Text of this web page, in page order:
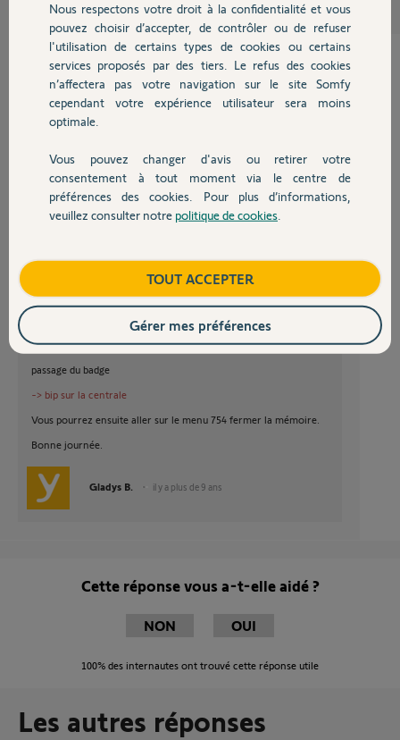
Chauffage
Autres produits
Devis avec un pro
Contact
Bonjour Jean-Noel,
Votre manipulation est bonne mais sûrement un peu trop rapide:
-> bip sur la centrale
faire OFF sur la clavier
-> bip sur la centrale
Pour les précédents badges refaire:
-> bip sur la centrale
passage du badge
-> bip sur la centrale
Vous pourrez ensuite aller sur le menu 754 fermer la mémoire.
Bonne journée.
Gladys B. il y a plus de 9 ans
Cette réponse vous a-t-elle aidé ?
NON OUI
100% des internautes ont trouvé cette réponse utile
Les autres réponses
Nous respectons votre droit à la confidentialité et vous
pouvez choisir d’accepter, de contrôler ou de refuser
l'utilisation de certains types de cookies ou certains
services proposés par des tiers. Le refus des cookies
n’affectera pas votre navigation sur le site Somfy
cependant votre expérience utilisateur sera moins
optimale.
Vous pouvez changer d'avis ou retirer votre
consentement à tout moment via le centre de
préférences des cookies. Pour plus d’informations,
veuillez consulter notre politique de cookies
TOUT ACCEPTER
Gérer mes préférences